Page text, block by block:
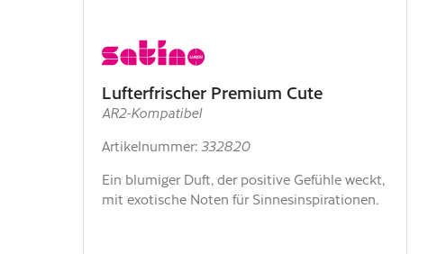
Lufterfrischer Premium Cute
AR2-Kompatibel
Artikelnummer:332820
Ein blumiger Duft, der positive Gefühle weckt,
mit exotische Noten für Sinnesinspirationen.